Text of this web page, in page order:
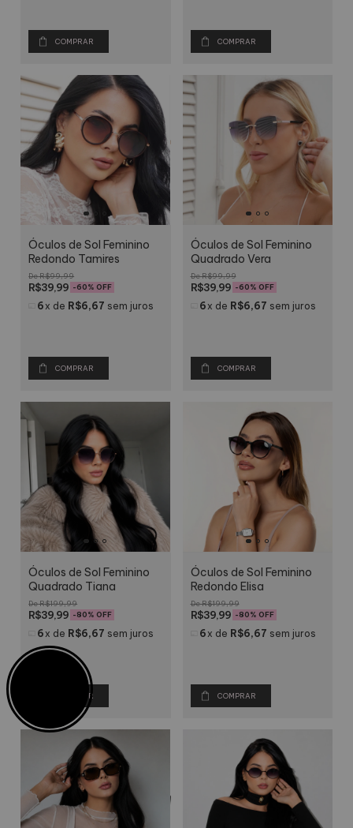
COMPRAR COMPRAR
Óculos de Sol Feminino
Redondo Tamires
R$99,99
R$39,99 -60% OFF
6 x de R$6,67 sem juros
COMPRAR
Óculos de Sol Feminino
Quadrado Vera
R$99,99
R$39,99 -60% OFF
6 x de R$6,67 sem juros
COMPRAR
Óculos de Sol Feminino
Quadrado Tiana
R$199,99
R$39,99 -80% OFF
6 x de R$6,67 sem juros
COMPRAR
Óculos de Sol Feminino
Redondo Elisa
R$199,99
R$39,99 -80% OFF
6 x de R$6,67 sem juros
COMPRAR